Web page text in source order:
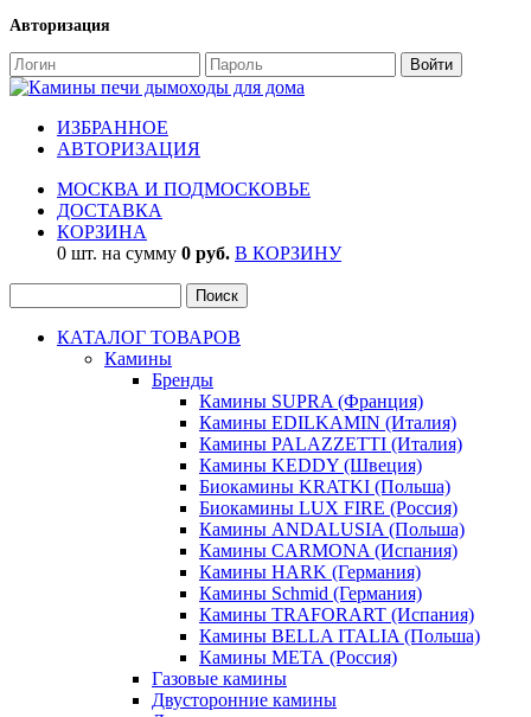
Авторизация
ИЗБРАННОЕ
АВТОРИЗАЦИЯ
МОСКВА И ПОДМОСКОВЬЕ
ДОСТАВКА
КОРЗИНА
0 шт. на сумму 0 руб. В КОРЗИНУ
КАТАЛОГ ТОВАРОВ
Камины
Бренды
Камины SUPRA (Франция)
Камины EDILKAMIN (Италия)
Камины PALAZZETTI (Италия)
Камины KEDDY (Швеция)
Биокамины KRATKI (Польша)
Биокамины LUX FIRE (Россия)
Камины ANDALUSIA (Польша)
Камины CARMONA (Испания)
Камины HARK (Германия)
Камины Schmid (Германия)
Камины TRAFORART (Испания)
Камины BELLA ITALIA (Польша)
Камины МЕТА (Россия)
Газовые камины
Двусторонние камины